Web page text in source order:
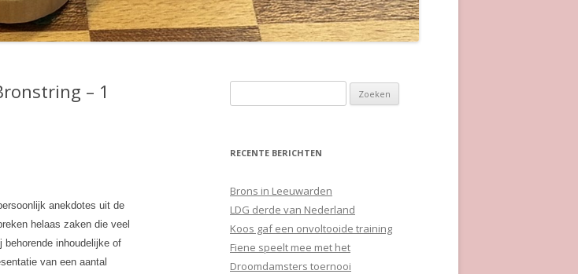
– 1
anekdotes uit de
helaas zaken die veel
inhoudelijke of
van een aantal
naar:
RECENTE BERICHTEN
Brons in Leeuwarden
LDG derde van Nederland
Koos gaf een onvoltooide training
Fiene speelt mee met het
Droomdamsters toernooi